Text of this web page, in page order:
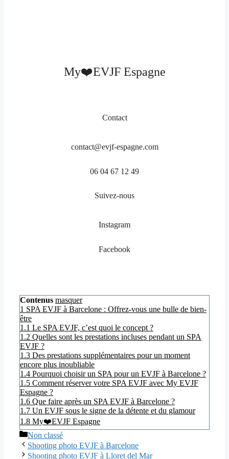
My❤️EVJF Espagne
Contact
contact@evjf-espagne.com
06 04 67 12 49
Suivez-nous
Instagram
Facebook
Contenus masquer
1 SPA EVJF à Barcelone : Offrez-vous une bulle de bien-
être
1.1 Le SPA EVJF, c’est quoi le concept ?
1.2 Quelles sont les prestations incluses pendant un SPA
EVJF ?
1.3 Des prestations supplémentaires pour un moment
encore plus inoubliable
1.4 Pourquoi choisir un SPA pour un EVJF à Barcelone ?
1.5 Comment réserver votre SPA EVJF avec My EVJF
Espagne ?
1.6 Que faire après un SPA EVJF à Barcelone ?
1.7 Un EVJF sous le signe de la détente et du glamour
1.8 My❤️EVJF Espagne
Catégories
Non classé
Shooting photo EVJF à Barcelone
Shooting photo EVJF à Lloret del Mar